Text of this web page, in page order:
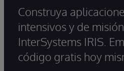
Construya
intensivos y de
InterSystems IRIS.
código gratis hoy